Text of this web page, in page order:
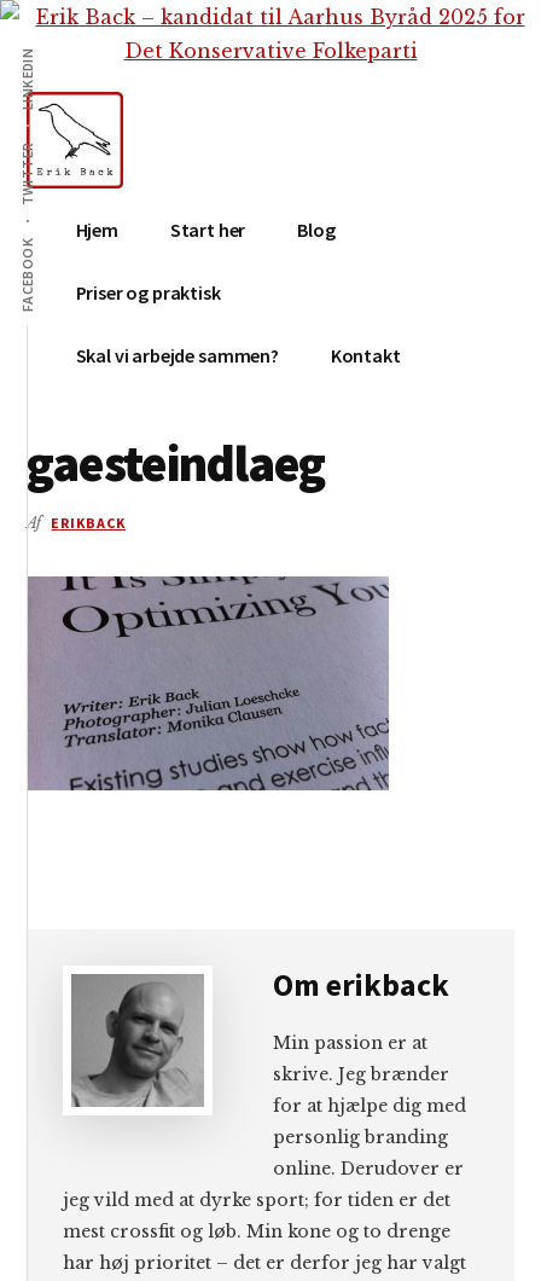
Skip
indhold
Gå
primær
sidebar
Skip
footer
Additional
menu
FACEBOOK
TWITTER
LINKEDIN
Erik
Back
Tekstforfatter,
content
creation,
blog,
medier
Hjem Start her Blog
Priser og praktisk
Skal vi arbejde sammen? Kontakt
gaesteindlaeg
Af ERIKBACK
Omerikback
Min passion er at
skrive. Jeg brænder
for at hjælpe dig med
personlig branding
online. Derudover er
jeg vild med at dyrke sport; for tiden er det
mest crossfit og løb. Min kone og to drenge
har høj prioritet – det er derfor jeg har valgt